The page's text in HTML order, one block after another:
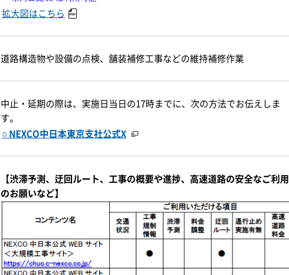
拡大図はこちら
道路構造物や設備の点検、舗装補修工事などの維持補修作業
中止・延期の際は、実施日当日の17時までに、次の方法でお伝えしま
す。
○ NEXCO中日本東京支社公式X
【渋滞予測、迂回ルート、工事の概要や進捗、高速道路の安全なご利用
のお願いなど】